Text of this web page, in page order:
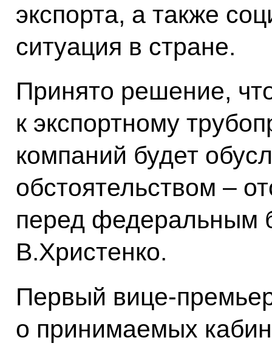
экспорта, а также
ситуация в стране.
Принято решение,
к экспортному
компаний будет
обстоятельством –
перед федеральным
В.Христенко.
Первый вице-
о принимаемых